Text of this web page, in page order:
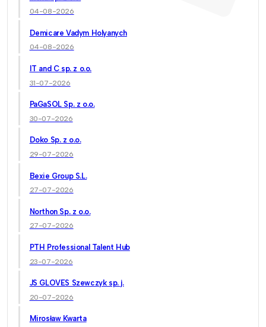
04-08-2026
Demicare Vadym Holyanych
04-08-2026
IT and C sp. z o.o.
31-07-2026
PaGaSOL Sp. z o.o.
30-07-2026
Doko Sp. z o.o.
29-07-2026
Bexie Group S.L.
27-07-2026
Northon Sp. z o.o.
27-07-2026
PTH Professional Talent Hub
23-07-2026
JS GLOVES Szewczyk sp. j.
20-07-2026
Mirosław Kwarta